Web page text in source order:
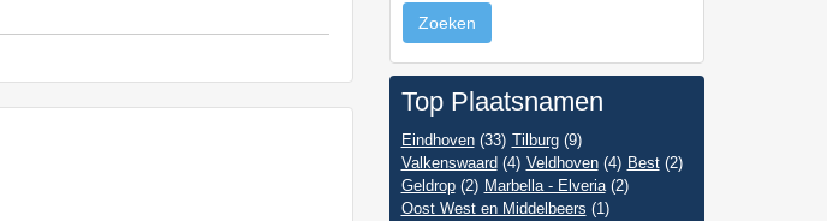
Zoeken
Top Plaatsnamen
Eindhoven (33) Tilburg (9)
Valkenswaard (4) Veldhoven (4) Best (2)
Geldrop (2) Marbella - Elveria (2)
Oost West en Middelbeers (1)